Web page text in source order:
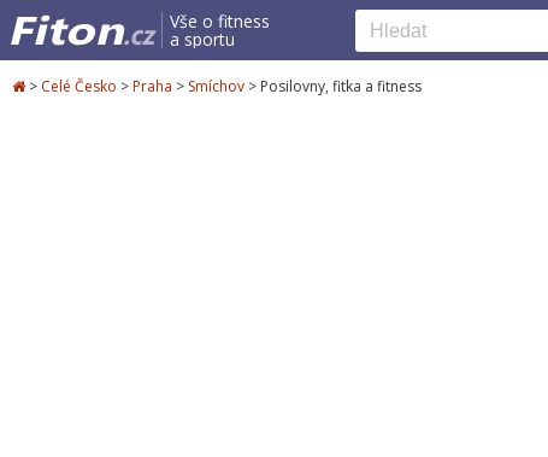
Vše o fitness
a sportu
> Celé Česko >Praha > Smíchov > Posilovny, fitka a fitness